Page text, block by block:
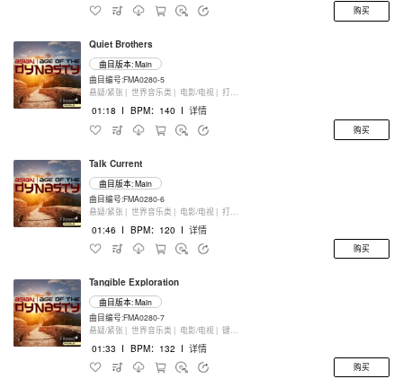
购买
Quiet Brothers
曲目版本: Main
曲目编号:FMA0280-5
悬疑/紧张 | 世界音乐类 | 电影/电视 | 打击乐器
01:18 I BPM：140 I 详情
购买
Talk Current
曲目版本: Main
曲目编号:FMA0280-6
悬疑/紧张 | 世界音乐类 | 电影/电视 | 打击乐器
01:46 I BPM：120 I 详情
购买
Tangible Exploration
曲目版本: Main
曲目编号:FMA0280-7
悬疑/紧张 | 世界音乐类 | 电影/电视 | 键盘乐器
01:33 I BPM：132 I 详情
购买